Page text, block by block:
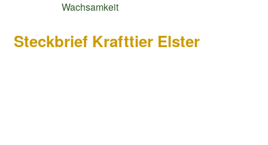
Wachsamkeit
Steckbrief Krafttier Elster